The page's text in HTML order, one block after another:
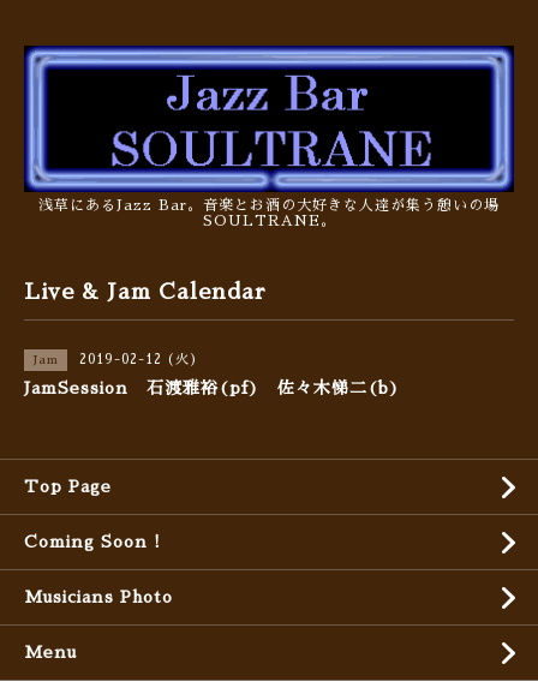
浅草にあるJazz Bar。音楽とお酒の大好きな人達が集う憩いの場
SOULTRANE。
Live & Jam Calendar
Jam 2019-02-12 (火)
JamSession 石渡雅裕(pf) 佐々木悌二(b)
Top Page
Coming Soon !
Musicians Photo
Menu